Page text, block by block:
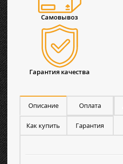
Самовывоз
Гарантия качества
Описание Оплата
Как купить Гарантия